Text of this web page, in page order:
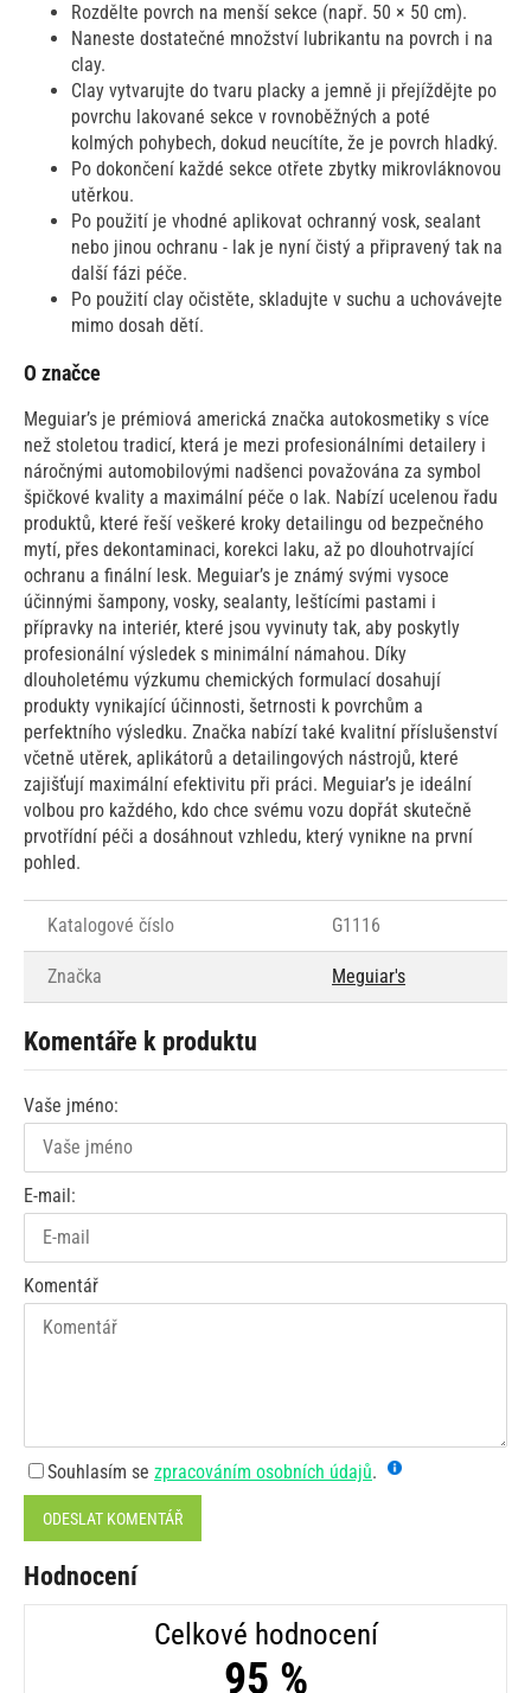
Rozdělte povrch na menší sekce (např. 50 × 50 cm).
Naneste dostatečné množství lubrikantu na povrch i na
clay.
Clay vytvarujte do tvaru placky a jemně ji přejíždějte po
povrchu lakované sekce v rovnoběžných a poté
kolmých pohybech, dokud neucítíte, že je povrch hladký.
Po dokončení každé sekce otřete zbytky mikrovláknovou
utěrkou.
Po použití je vhodné aplikovat ochranný vosk, sealant
nebo jinou ochranu - lak je nyní čistý a připravený tak na
další fázi péče.
Po použití clay očistěte, skladujte v suchu a uchovávejte
mimo dosah dětí.
O značce
Meguiar’s je prémiová americká značka autokosmetiky s více
než stoletou tradicí, která je mezi profesionálními detailery i
náročnými automobilovými nadšenci považována za symbol
špičkové kvality a maximální péče o lak. Nabízí ucelenou řadu
produktů, které řeší veškeré kroky detailingu od bezpečného
mytí, přes dekontaminaci, korekci laku, až po dlouhotrvající
ochranu a finální lesk. Meguiar’s je známý svými vysoce
účinnými šampony, vosky, sealanty, leštícími pastami i
přípravky na interiér, které jsou vyvinuty tak, aby poskytly
profesionální výsledek s minimální námahou. Díky
dlouholetému výzkumu chemických formulací dosahují
produkty vynikající účinnosti, šetrnosti k povrchům a
perfektního výsledku. Značka nabízí také kvalitní příslušenství
včetně utěrek, aplikátorů a detailingových nástrojů, které
zajišťují maximální efektivitu při práci. Meguiar’s je ideální
volbou pro každého, kdo chce svému vozu dopřát skutečně
prvotřídní péči a dosáhnout vzhledu, který vynikne na první
pohled.
Katalogové číslo G1116
Značka Meguiar's
Komentáře k produktu
Vaše jméno:
E-mail:
Komentář
Souhlasím se zpracováním osobních údajů.
ODESLAT KOMENTÁŘ
Hodnocení
Celkové hodnocení
95 %